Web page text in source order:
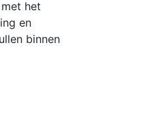
het
en
binnen